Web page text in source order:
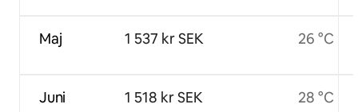
Maj
Juni
1 537 kr SEK
1 518 kr SEK
26 °C
28 °C